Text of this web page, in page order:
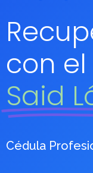
con
Said
Cédula